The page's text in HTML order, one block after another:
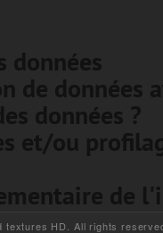
données
de données
données ?
et/ou
de
textures HD. All rights